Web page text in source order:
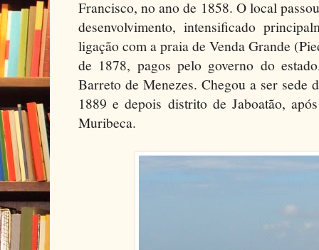
Francisco, no ano de 1858. O local
desenvolvimento, intensificado
ligação com a praia de Venda Grande
de 1878, pagos pelo governo do
Barreto de Menezes. Chegou a ser sede
1889 e depois distrito de Jaboatão,
Muribeca.